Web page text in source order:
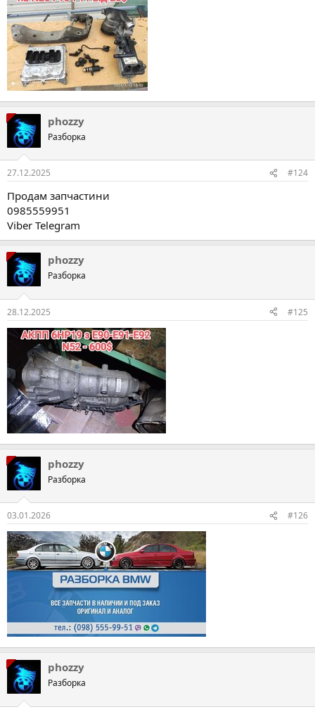
phozzy
Разборка
27.12.2025 #124
Продам запчастини
0985559951
Viber Telegram
phozzy
Разборка
28.12.2025 #125
phozzy
Разборка
03.01.2026 #126
phozzy
Разборка